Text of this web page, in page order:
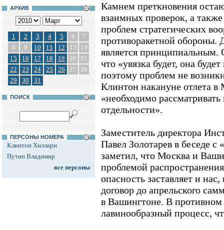
АРХИВ
1 2 3 4 5 6
7
8
9 10 11 12 13
14
15
16 17 18 19 20 21
22
23 24 25 26 27 28
29
30 31
ПОИСК
ПЕРСОНЫ НОМЕРА
Клинтон Хиллари
Путин Владимир
все персоны
Камнем преткновения
взаимных проверок, а
проблем стратегических
противоракетной обороны.
является принципиальным.
что «увязка будет, она
поэтому проблем не
Клинтон накануне отлета в
«необходимо
отдельности».
Заместитель директора
Павел Золотарев в беседе
заметил, что Москва и
проблемой
опасность заставляет и
договор до апрельского
в Вашингтоне. В противном
лавинообразный процесс,